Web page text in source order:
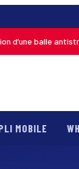
balle antistress
MOBILE